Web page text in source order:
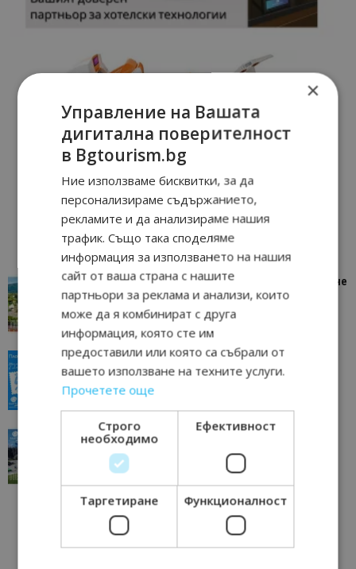
“Пощенска картичка от…”: Петрич – Изживяване
отвъд очакваното
Петрич 11/07/2026 11:22
“Пощенска картичка от…”: Пловдив, градът на
всички времена
Пловдив 23/06/2026 10:00
“Пощенска картичка от…”: Перник – град на
традициите, културата и вдъхновяващите...
Перник
×
Управление на Вашата
дигитална поверителност
в Bgtourism.bg
Ние използваме бисквитки, за да
персонализираме съдържанието,
рекламите и да анализираме нашия
трафик. Също така споделяме
информация за използването на нашия
сайт от ваша страна с нашите
партньори за реклама и анализи, които
може да я комбинират с друга
информация, която сте им
предоставили или която са събрали от
вашето използване на техните услуги.
Прочетете още
Строго
необходимо
Ефективност
Таргетиране Функционалност